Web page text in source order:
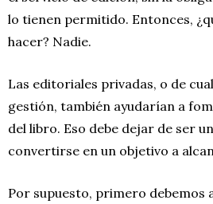
lo tienen permitido. Entonces,
hacer? Nadie.
Las editoriales privadas, o de
gestión, también ayudarían a
del libro. Eso debe dejar de ser
convertirse en un objetivo a
Por supuesto, primero debemos